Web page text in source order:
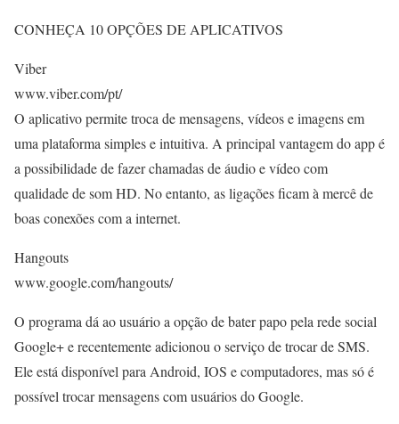
CONHEÇA 10 OPÇÕES DE APLICATIVOS
Viber
www.viber.com/pt/
O aplicativo permite troca de mensagens, vídeos e imagens em
uma plataforma simples e intuitiva. A principal vantagem do app é
a possibilidade de fazer chamadas de áudio e vídeo com
qualidade de som HD. No entanto, as ligações ficam à mercê de
boas conexões com a internet.
Hangouts
www.google.com/hangouts/
O programa dá ao usuário a opção de bater papo pela rede social
Google+ e recentemente adicionou o serviço de trocar de SMS.
Ele está disponível para Android, IOS e computadores, mas só é
possível trocar mensagens com usuários do Google.